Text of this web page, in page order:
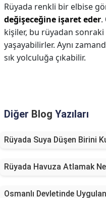
Rüyada renkli bir elbise
değişeceğine işaret eder.
kişiler, bu rüyadan
yaşayabilirler. Aynı
sık yolculuğa çıkabilir.
Diğer Blog Yazıları
Rüyada Suya Düşen Birini
Rüyada Havuza Atlamak
Osmanlı Devletinde